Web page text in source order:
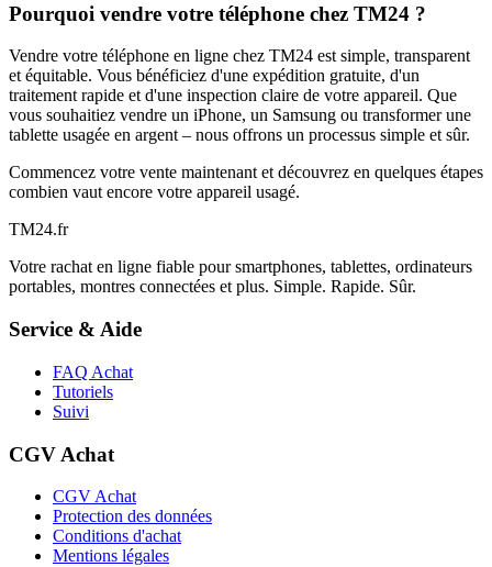
Pourquoi vendre votre téléphone chez TM24 ?
Vendre votre téléphone en ligne chez TM24 est simple, transparent
et équitable. Vous bénéficiez d'une expédition gratuite, d'un
traitement rapide et d'une inspection claire de votre appareil. Que
vous souhaitiez vendre un iPhone, un Samsung ou transformer une
tablette usagée en argent – nous offrons un processus simple et sûr.
Commencez votre vente maintenant et découvrez en quelques étapes
combien vaut encore votre appareil usagé.
TM24.fr
Votre rachat en ligne fiable pour smartphones, tablettes, ordinateurs
portables, montres connectées et plus. Simple. Rapide. Sûr.
Service & Aide
FAQ Achat
Tutoriels
Suivi
CGV Achat
CGV Achat
Protection des données
Conditions d'achat
Mentions légales